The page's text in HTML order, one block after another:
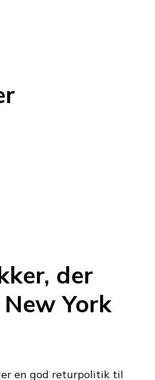
der
York
en god returpolitik til